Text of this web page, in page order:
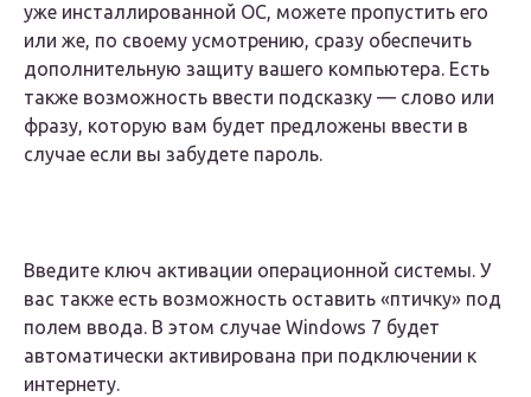
уже инсталлированной ОС, можете пропустить его
или же, по своему усмотрению, сразу обеспечить
дополнительную защиту вашего компьютера. Есть
также возможность ввести подсказку — слово или
фразу, которую вам будет предложены ввести в
случае если вы забудете пароль.
Введите ключ активации операционной системы. У
вас также есть возможность оставить «птичку» под
полем ввода. В этом случае Windows 7 будет
автоматически активирована при подключении к
интернету.